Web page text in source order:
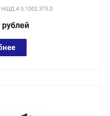
НШД.4.5.1002.375.0
рублей